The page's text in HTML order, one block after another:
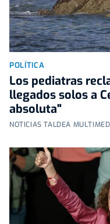
POLÍTICA
Los pediatras
llegados solos a
absoluta"
NOTICIAS TALDEA